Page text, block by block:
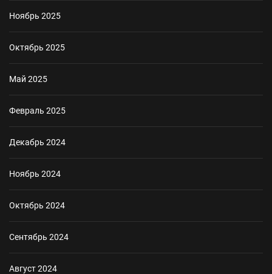
Ноябрь 2025
Октябрь 2025
Май 2025
Февраль 2025
Декабрь 2024
Ноябрь 2024
Октябрь 2024
Сентябрь 2024
Август 2024